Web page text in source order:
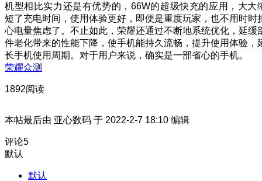
机型相比实力还是有优势的，66W的超级快充的应用，大大
短了充电时间，使用体验更好，即便是重度玩家，也不用时时
心电量焦虑了。不止如此，荣耀还通过不断地系统优化，延缓
件老化带来的性能下降，使手机能持久流畅，提升使用体验，
长手机使用周期。对于用户来说，确实是一部省心的手机。
荣耀众测
1892阅读
本帖最后由 亚心数码 于 2022-2-7 18:10 编辑
评论5
默认
默认